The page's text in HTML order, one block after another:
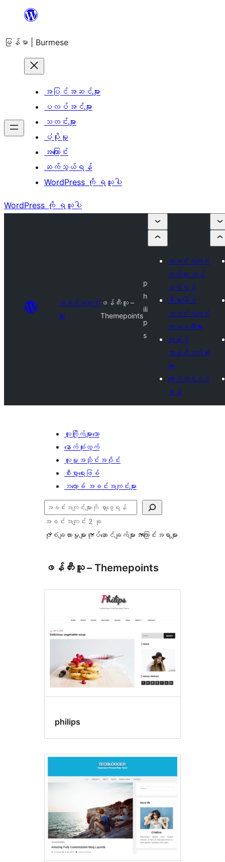
အကြောင်းအရာ
ကျော်သွား
မြန်မာ | Burmese
အပြင်အဆင်များ
ပလပ်အင်များ
သတင်းများ
ပံ့ပိုးမှု
အကြောင်း
ဆက်သွယ်ရန်
WordPress ကို ရယူပါ
WordPress ကို ရယူပါ
အခင်းအကျင်း
များ
ဖန်တီးသူ –
Themepoints
p
h
ili
p
s
အခင်းအကျင်း
တစ်ခု တင်
သွင်းရန်
စီးပွားဖြစ်
အခင်းအကျင်း
ကုမ္ပဏီများ
ကျွန်ုပ်
အနှစ်သက်ဆုံး
များ
လော့ဂ်အင်ဝင်
ရန်
လူကြိုက်များသော
နောက်ဆုံးထွက်
လူမှုအသိုင်းအဝိုင်း
စီးပွားရေးဖြစ်
ဘလော့ခ် အခင်းအကျင်းများ
ရှာ
ပါ
အခင်းအကျင်း 2 ခု
ပုံစံချထားမှုများ လုပ်ဆောင်ချက်များ အကြောင်းအရာများ
ဖန်တီးသူ – Themepoints
philips